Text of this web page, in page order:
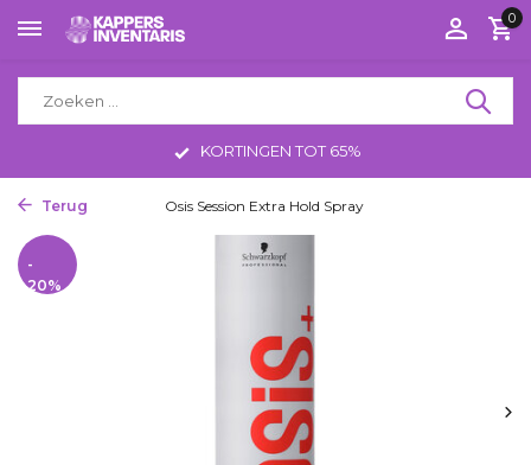
0
KORTINGEN TOT 65%
Terug Osis Session Extra Hold Spray
-
20%